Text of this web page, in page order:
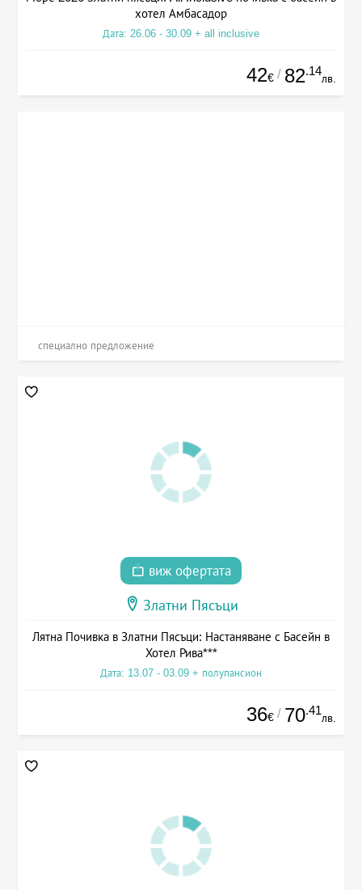
хотел Амбасадор
Дата: 26.06 - 30.09 + all inclusive
42€ / 82.14
лв.
специално предложение
виж офертата
Златни Пясъци
Лятна Почивка в Златни Пясъци: Настаняване с Басейн в
Хотел Рива***
Дата: 13.07 - 03.09 + полупансион
36€ / 70.41
лв.